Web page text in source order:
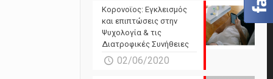
Κορονοϊος: Εγκλεισμός
και επιπτώσεις στην
Ψυχολογία & τις
Διατροφικές Συνήθειες
02/06/2020